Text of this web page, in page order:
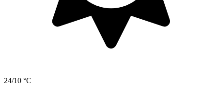
24/10 °C